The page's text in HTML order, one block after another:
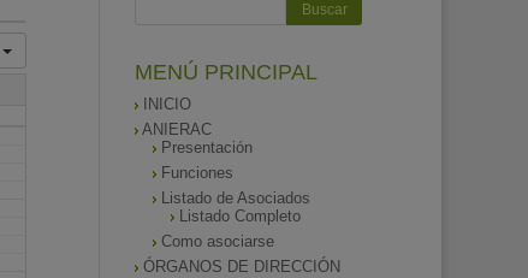
MENÚ PRINCIPAL
INICIO
ANIERAC
Presentación
Funciones
Listado de Asociados
Listado Completo
Como asociarse
ÓRGANOS DE DIRECCIÓN